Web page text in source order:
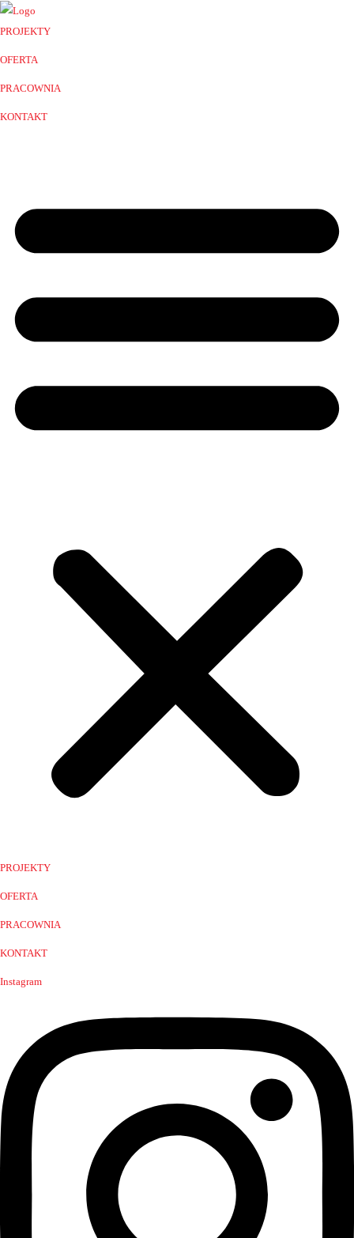
PROJEKTY
OFERTA
PRACOWNIA
KONTAKT
PROJEKTY
OFERTA
PRACOWNIA
KONTAKT
Instagram